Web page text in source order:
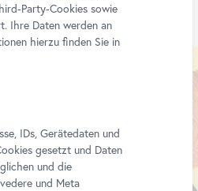
Party-Cookies sowie
Ihre Daten werden an
hierzu finden Sie in
IDs, Gerätedaten und
gesetzt und Daten
und die
und Meta